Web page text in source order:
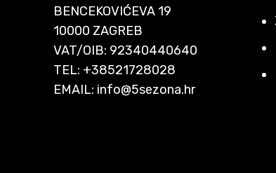
BENCEKOVIĆEVA 19
10000 ZAGREB
VAT/OIB: 92340440640
TEL: +38521728028
EMAIL: info@5sezona.hr